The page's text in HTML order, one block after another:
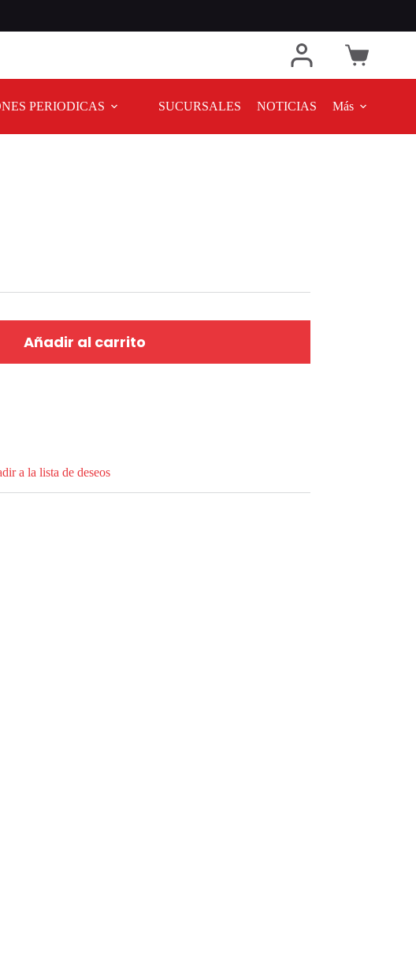
PERIODICAS SUCURSALES NOTICIAS Más
Añadir al carrito
a la lista de deseos